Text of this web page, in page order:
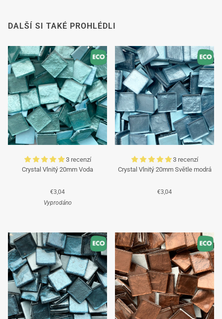
DALŠÍ SI TAKÉ PROHLÉDLI
3 recenzí
Crystal Vlnitý 20mm Voda
€3,04
Vyprodáno
Tyrkysová
3 recenzí
Crystal Vlnitý 20mm Světle modrá
€3,04